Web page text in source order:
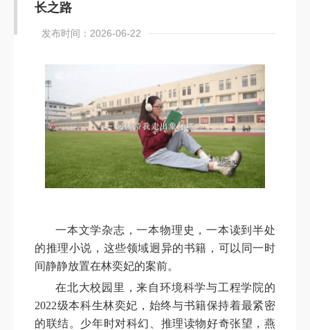
长之路
发布时间：2026-06-22
一本文学杂志，一本物理史，一本读到半处
的推理小说，这些领域迥异的书籍，可以同一时
间静静放置在林奕妃的案前。
在北大校园里，来自环境科学与工程学院的
2022级本科生林奕妃 ，始终与书籍保持着最紧密
的联结。少年时对科幻、推理读物好奇张望，燕